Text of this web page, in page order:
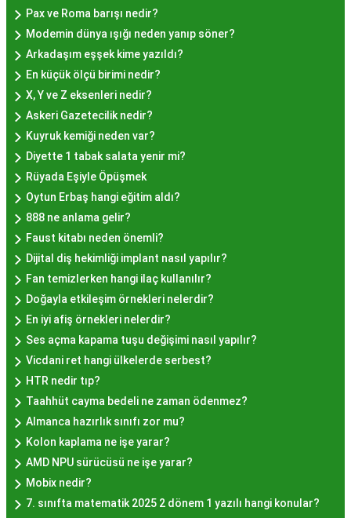
semtlerde de bu lezzeti bulabilirsiniz.
Hayır Lokması Fiyatları
İstanbul'da Nasıl?
Hayır lokması fiyatları İstanbul
mekanlara ve sunulan hizmete göre değişiklik
gösterir. Genellikle porsiyon bazında satılan hayır
lokmalarının fiyatları uygun olup, lezzetin
kalitesiyle uyumlu bir deneyim sunar. İstanbul'da
farklı mekanlarda çeşitli fiyat seçeneklerini
değerlendirerek, bütçenize uygun bir hayır lokması
bulabilirsiniz.
Hayır Lokması İstanbul
Deneyiminde Nelere Dikkat
Edilmeli?
İstanbul'da hayır lokması deneyimini daha özel
kılmak için birkaç öneri:
Geleneksel Mekanları Tercih Edin:
semtlerdeki geleneksel pastanelerde hayır
lokması deneyimi daha otantik olabilir.
Yerel Tavsiyelere Kulak Verin:
yaşayanların önerilerini değerlendirerek en iyi
Pax ve Roma barışı nedir?
Modemin dünya ışığı neden yanıp söner?
Arkadaşım eşşek kime yazıldı?
En küçük ölçü birimi nedir?
X, Y ve Z eksenleri nedir?
Askeri Gazetecilik nedir?
Kuyruk kemiği neden var?
Diyette 1 tabak salata yenir mi?
Rüyada Eşiyle Öpüşmek
Oytun Erbaş hangi eğitim aldı?
888 ne anlama gelir?
Faust kitabı neden önemli?
Dijital diş hekimliği implant nasıl yapılır?
Fan temizlerken hangi ilaç kullanılır?
Doğayla etkileşim örnekleri nelerdir?
En iyi afiş örnekleri nelerdir?
Ses açma kapama tuşu değişimi nasıl yapılır?
Vicdani ret hangi ülkelerde serbest?
HTR nedir tıp?
Taahhüt cayma bedeli ne zaman ödenmez?
Almanca hazırlık sınıfı zor mu?
Kolon kaplama ne işe yarar?
AMD NPU sürücüsü ne işe yarar?
Mobix nedir?
7. sınıfta matematik 2025 2 dönem 1 yazılı hangi konular?